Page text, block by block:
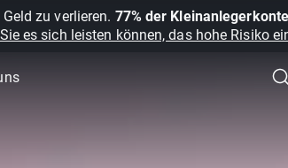
zu verlieren. 77% der
es sich leisten können, das hohe Risiko